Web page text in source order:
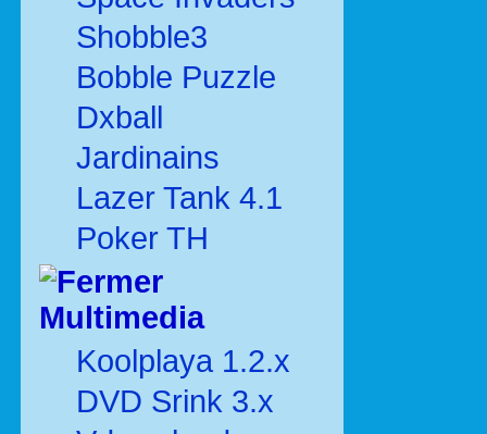
Shobble3
Bobble Puzzle
Dxball
Jardinains
Lazer Tank 4.1
Poker TH
Multimedia
Koolplaya 1.2.x
DVD Srink 3.x